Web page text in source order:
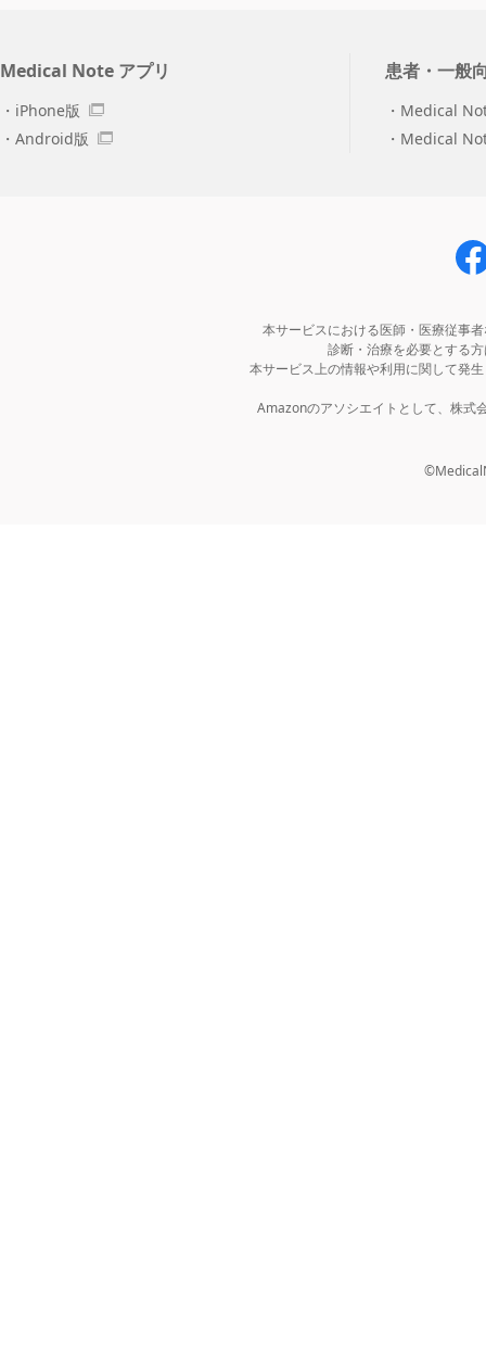
Medical Note アプリ
iPhone版
Android版
患者・一般
Medical
Medical
本サービスにおける医師・医療従事
診断・治療を必要とする
本サービス上の情報や利用に関して発
Amazonのアソシエイトとして、株式